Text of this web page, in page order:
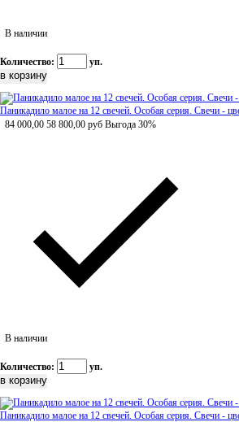
В наличии
Количество: уп.
Паникадило малое на 12 свечей. Особая серия. Свечи -
84 000,00 58 800,00 руб Выгода 30%
В наличии
Количество: уп.
Паникадило малое на 12 свечей. Особая серия. Свечи -